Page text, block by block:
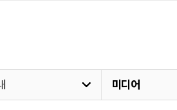
미디어